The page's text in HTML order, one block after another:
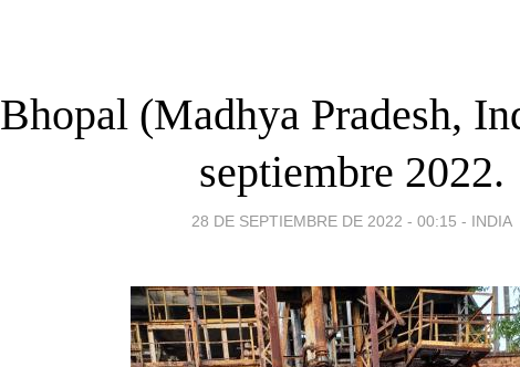
Bhopal (Madhya Pradesh,
septiembre 2022.
28 DE SEPTIEMBRE DE 2022 - 00:15 - INDIA